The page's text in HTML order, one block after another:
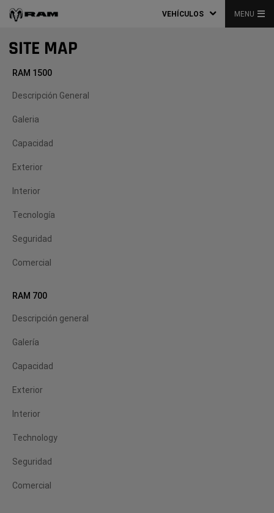
VEHÍCULOS MENU
SITE MAP
RAM 1500
Descripción General
Galeria
Capacidad
Exterior
Interior
Tecnología
Seguridad
Comercial
RAM 700
Descripción general
Galería
Capacidad
Exterior
Interior
Technology
Seguridad
Comercial